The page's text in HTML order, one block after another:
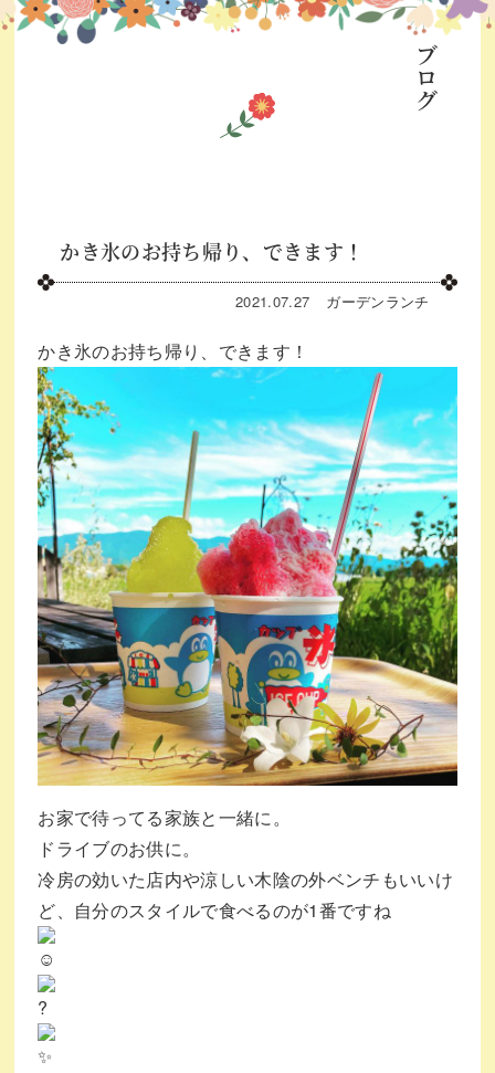
ブログ
かき氷のお持ち帰り、できます！
2021.07.27 ガーデンランチ
かき氷のお持ち帰り、できます！
お家で待ってる家族と一緒に。
ドライブのお供に。
冷房の効いた店内や涼しい木陰の外ベンチもいいけ
ど、自分のスタイルで食べるのが1番ですね